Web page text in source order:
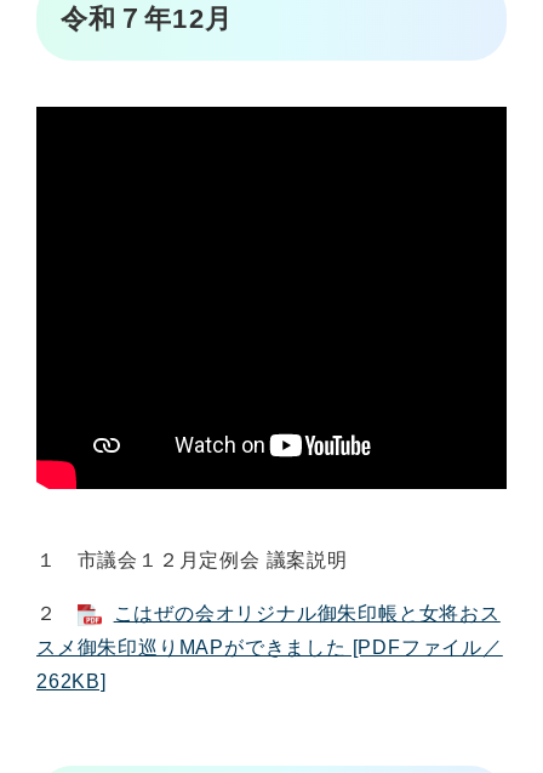
令和７年12月
１ 市議会１２月定例会 議案説明
２
こはぜの会オリジナル御朱印帳と女将おス
スメ御朱印巡りMAPができました [PDFファイル／
262KB]